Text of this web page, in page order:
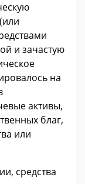
и зачастую
на
активы,
благ,
или
средства